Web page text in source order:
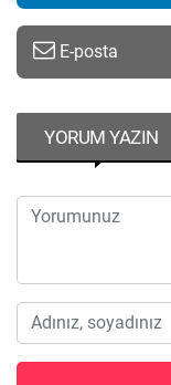
E-posta
YORUM YAZIN